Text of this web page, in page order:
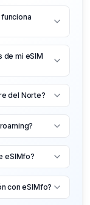
de mi eSIM
del Norte?
eSIMfo?
con eSIMfo?